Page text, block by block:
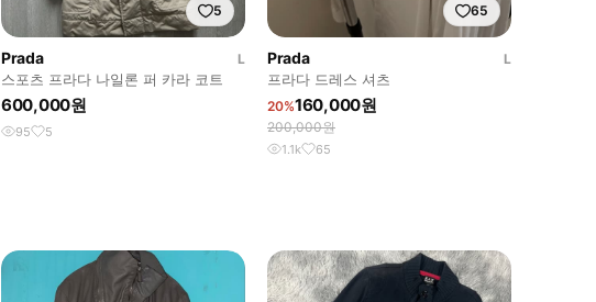
5
Prada
L
스포츠 프라다 나일론 퍼 카라 코트
600,000원
95 5
65
Prada
L
프라다 드레스 셔츠
20%160,000원
200,000원
1.1k 65